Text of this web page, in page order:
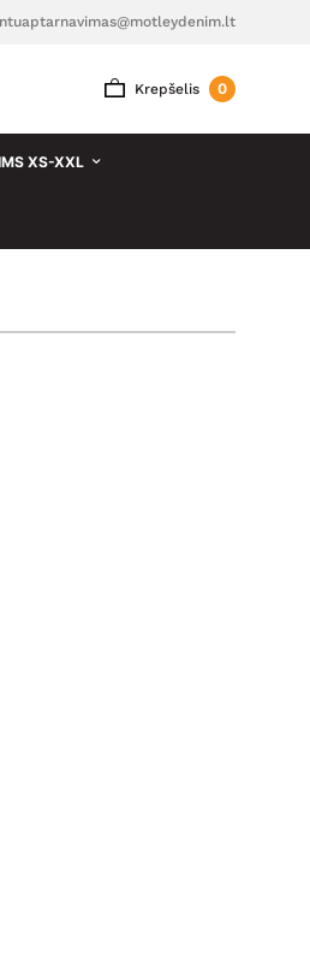
Krepšelis 0
XS-XXL